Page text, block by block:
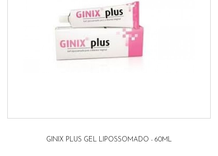
GINIX PLUS GEL LIPOSSOMADO - 60ML